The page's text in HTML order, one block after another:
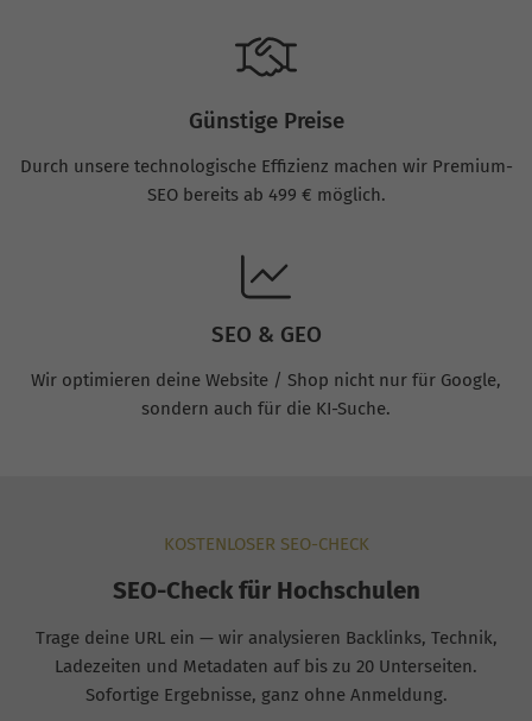
Günstige Preise
Durch unsere technologische Effizienz machen wir Premium-
SEO bereits ab 499 € möglich.
SEO & GEO
Wir optimieren deine Website / Shop nicht nur für Google,
sondern auch für die KI-Suche.
KOSTENLOSER SEO-CHECK
SEO-Check für Hochschulen
Trage deine URL ein — wir analysieren Backlinks, Technik,
Ladezeiten und Metadaten auf bis zu 20 Unterseiten.
Sofortige Ergebnisse, ganz ohne Anmeldung.